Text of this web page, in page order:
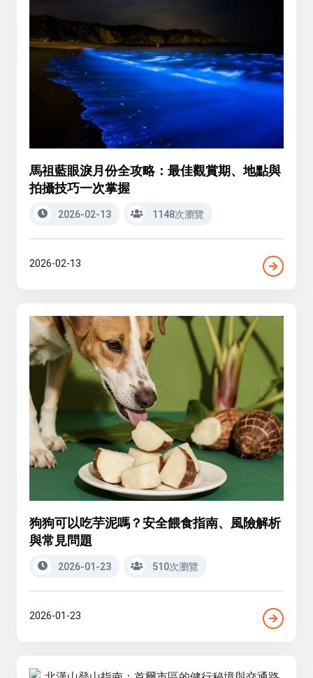
馬祖藍眼淚月份全攻略：最佳觀賞期、地點與
拍攝技巧一次掌握
2026-02-13 1148次瀏覽
2026-02-13
狗狗可以吃芋泥嗎？安全餵食指南、風險解析
與常見問題
2026-01-23 510次瀏覽
2026-01-23